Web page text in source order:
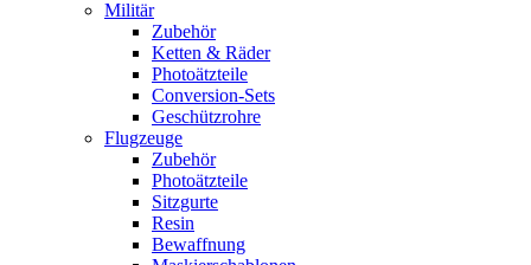
Militär
Zubehör
Ketten & Räder
Photoätzteile
Conversion-Sets
Geschützrohre
Flugzeuge
Zubehör
Photoätzteile
Sitzgurte
Resin
Bewaffnung